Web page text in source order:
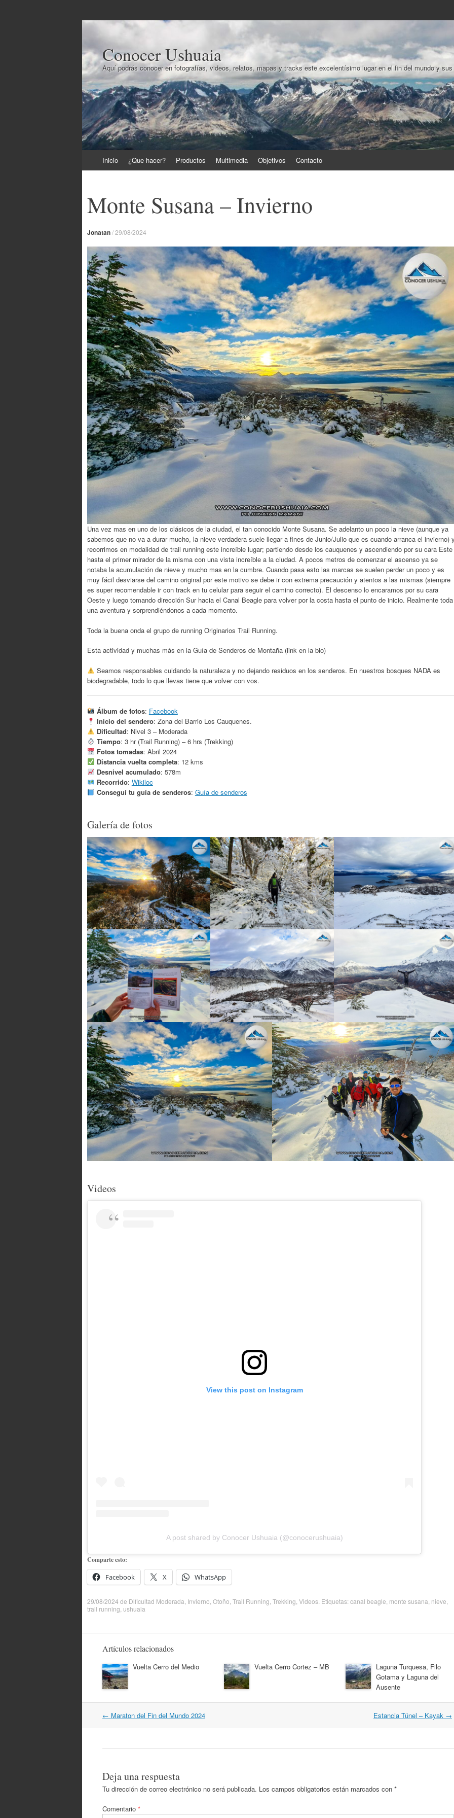
Conocer Ushuaia
Aquí podrás conocer en fotografías, videos, relatos, mapas y tracks este excelentísimo lugar en el fin del mundo y sus
al
Inicio ¿Que hacer? Productos Multimedia Objetivos Contacto
Monte Susana – Invierno
Jonatan/29/08/2024
Una vez mas en uno de los clásicos de la ciudad, el tan conocido Monte Susana. Se adelanto un poco la nieve (aunque ya
sabemos que no va a durar mucho, la nieve verdadera suele llegar a fines de Junio/Julio que es cuando arranca el invierno) y
recorrimos en modalidad de trail running este increíble lugar; partiendo desde los cauquenes y ascendiendo por su cara Este
hasta el primer mirador de la misma con una vista increíble a la ciudad. A pocos metros de comenzar el ascenso ya se
notaba la acumulación de nieve y mucho mas en la cumbre. Cuando pasa esto las marcas se suelen perder un poco y es
muy fácil desviarse del camino original por este motivo se debe ir con extrema precaución y atentos a las mismas (siempre
es super recomendable ir con track en tu celular para seguir el camino correcto). El descenso lo encaramos por su cara
Oeste y luego tomando dirección Sur hacia el Canal Beagle para volver por la costa hasta el punto de inicio. Realmente toda
una aventura y sorprendiéndonos a cada momento.
Toda la buena onda el grupo de running Originarios Trail Running.
Esta actividad y muchas más en la Guía de Senderos de Montaña (link en la bio)
Seamos responsables cuidando la naturaleza y no dejando residuos en los senderos. En nuestros bosques NADA es
biodegradable, todo lo que llevas tiene que volver con vos.
Álbum de fotos: Facebook
Inicio del sendero: Zona del Barrio Los Cauquenes.
Dificultad: Nivel 3 – Moderada
Tiempo: 3 hr (Trail Running) – 6 hrs (Trekking)
Fotos tomadas: Abril 2024
Distancia vuelta completa: 12 kms
Desnivel acumulado: 578m
Recorrido: Wikiloc
Conseguí tu guía de senderos: Guía de senderos
Galería de fotos
Videos
View this post on Instagram
A post shared by Conocer Ushuaia (@conocerushuaia)
Comparte esto:
Facebook X WhatsApp
29/08/2024 de Dificultad Moderada Invierno Otoño Trail Running Trekking Videos . Etiquetas:canal beagle monte susana nieve
trail running ushuaia
Artículos relacionados
Vuelta Cerro del Medio Vuelta Cerro Cortez – MB
Laguna Turquesa, Filo
Gotama y Laguna del
Ausente
Navegación
← Maraton del Fin del Mundo 2024 Estancia Túnel – Kayak →
Deja una respuesta
Tu dirección de correo electrónico no será publicada. Los campos obligatorios están marcados con *
Comentario *